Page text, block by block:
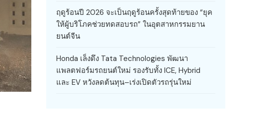
ฤดูร้อนปี 2026 จะเป็นฤดูร้อนครั้งสุดท้ายของ “ยุค
ให้ผู้บริโภคช่วยทดสอบรถ” ในอุตสาหกรรมยาน
ยนต์จีน
Honda เล็งดึง Tata Technologies พัฒนา
แพลตฟอร์มรถยนต์ใหม่ รองรับทั้ง ICE, Hybrid
และ EV หวังลดต้นทุน–เร่งเปิดตัวรถรุ่นใหม่